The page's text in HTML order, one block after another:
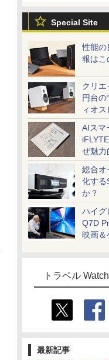
Special Site
性能の
報はこ
クリ
円台の
ィオス
AIスマ
ぜ魅力
総合オ
化する
か？
ハイグ
Q7D
映画＆
トラベル
最新記事